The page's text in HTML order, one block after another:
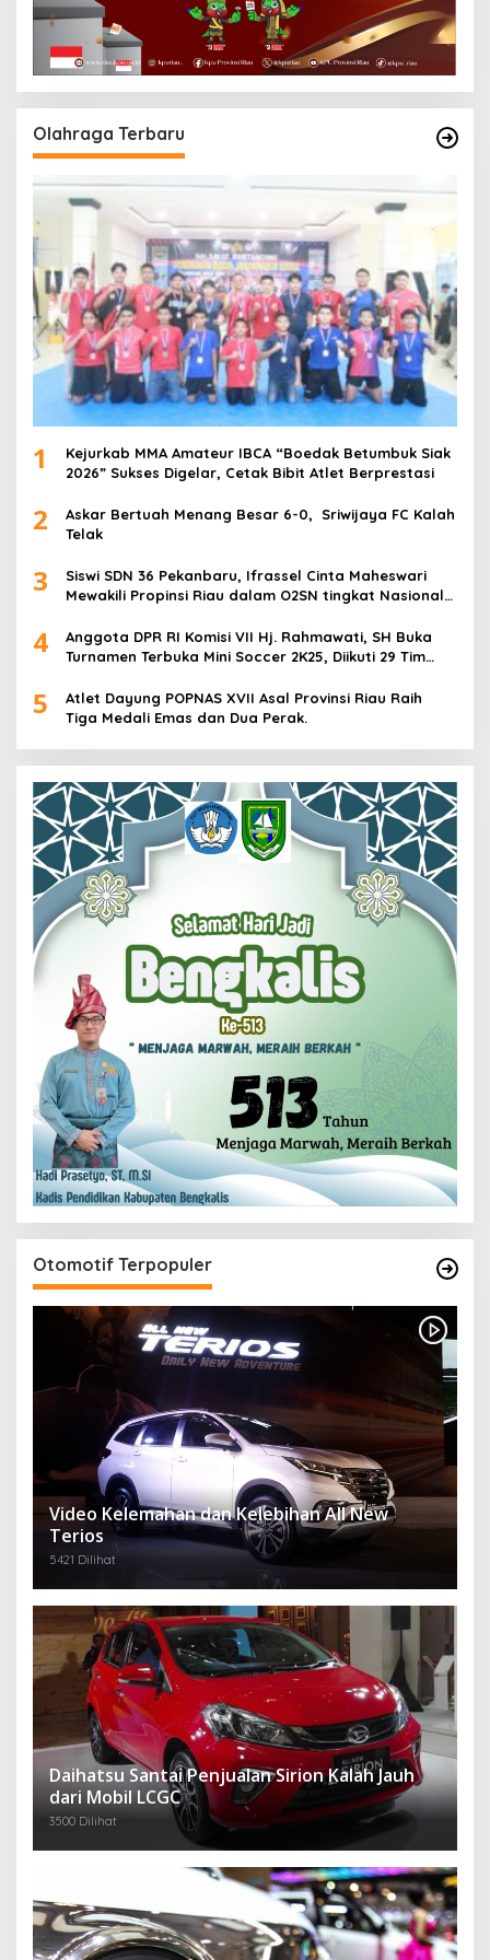
Olahraga Terbaru
1
Kejurkab MMA Amateur IBCA “Boedak Betumbuk Siak
2026” Sukses Digelar, Cetak Bibit Atlet Berprestasi
2
Askar Bertuah Menang Besar 6-0, Sriwijaya FC Kalah
Telak
3
Siswi SDN 36 Pekanbaru, Ifrassel Cinta Maheswari
Mewakili Propinsi Riau dalam O2SN tingkat Nasional
4
Anggota DPR RI Komisi VII Hj. Rahmawati, SH Buka
Turnamen Terbuka Mini Soccer 2K25, Diikuti 29 Tim
5
Atlet Dayung POPNAS XVII Asal Provinsi Riau Raih
Tiga Medali Emas dan Dua Perak.
Otomotif Terpopuler
Video Kelemahan dan Kelebihan All New
Terios
5421 Dilihat
Daihatsu Santai Penjualan Sirion Kalah Jauh
dari Mobil LCGC
3500 Dilihat